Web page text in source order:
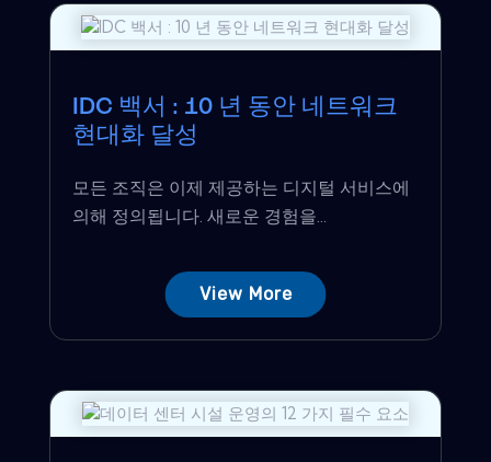
IDC 백서 : 10 년 동안 네트워크
현대화 달성
모든 조직은 이제 제공하는 디지털 서비스에
의해 정의됩니다. 새로운 경험을...
View More